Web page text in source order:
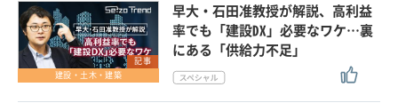
記事
建設・土木・建築
早大・石田准教授が解説、高利益
率でも「建設DX」必要なワケ…裏
にある「供給力不足」